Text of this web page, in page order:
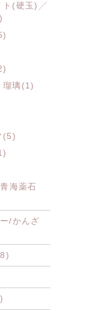
ト(硬玉)╱
瑠璃(1)
(5)
海薬石
/かんざ